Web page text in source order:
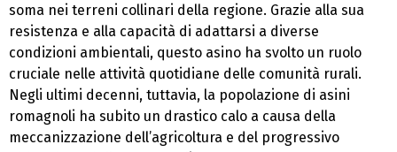
soma nei terreni collinari della regione. Grazie alla sua
resistenza e alla capacità di adattarsi a diverse
condizioni ambientali, questo asino ha svolto un ruolo
cruciale nelle attività quotidiane delle comunità rurali.
Negli ultimi decenni, tuttavia, la popolazione di asini
romagnoli ha subito un drastico calo a causa della
meccanizzazione dell’agricoltura e del progressivo